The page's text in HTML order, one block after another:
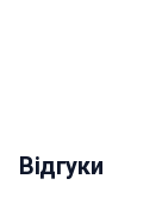
Відгуки